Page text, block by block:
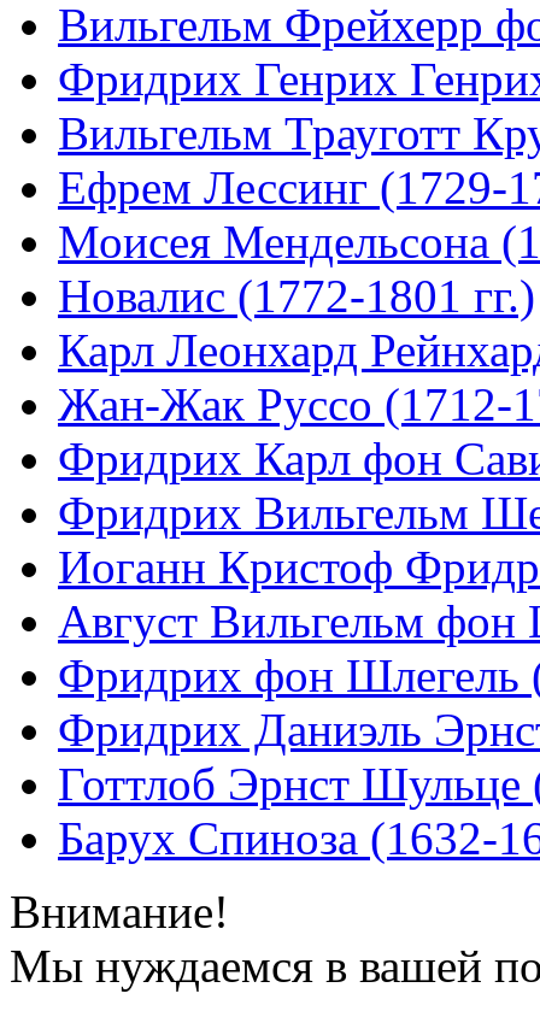
Вильгельм Фрейхерр
Фридрих Генрих
Вильгельм Трауготт
Ефрем Лессинг (1729-
Моисея Мендельсона
Новалис (1772-1801 гг.)
Карл Леонхард
Жан-Жак Руссо (1712-
Фридрих Карл фон
Фридрих Вильгельм
Иоганн Кристоф
Август Вильгельм
Фридрих фон Шлегель
Фридрих Даниэль
Готтлоб Эрнст Шульце
Барух Спиноза (1632-
Внимание!
Мы нуждаемся в вашей